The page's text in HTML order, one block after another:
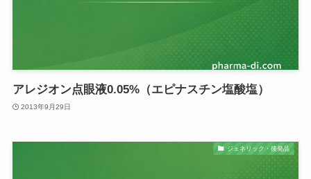
アレジオン点眼液0.05%（エピナスチン塩酸塩）
2013年9月29日
ジェネリック・後発品